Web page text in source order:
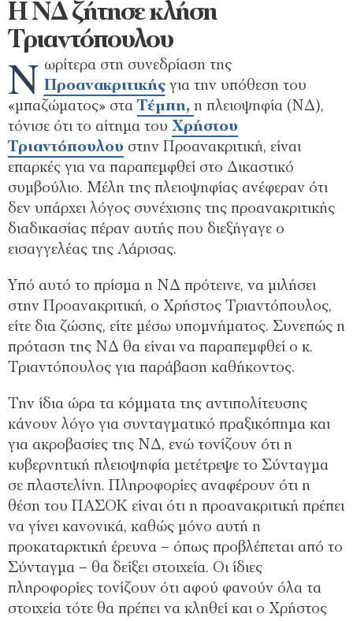
Η ΝΔ ζήτησε κλήση
Τριαντόπουλου
Ν ωρίτερα στη συνεδρίαση της
Προανακριτικήςγια την υπόθεση του
«μπαζώματος» στα Τέμπη, η πλειοψηφία (ΝΔ),
τόνισε ότι το αίτημα του Χρήστου
Τριαντόπουλου στην Προανακριτική, είναι
επαρκές για να παραπεμφθεί στο Δικαστικό
συμβούλιο. Μέλη της πλειοψηφίας ανέφεραν ότι
δεν υπάρχει λόγος συνέχισης της προανακριτικής
διαδικασίας πέραν αυτής που διεξήγαγε ο
εισαγγελέας της Λάρισας.
Υπό αυτό το πρίσμα η ΝΔ πρότεινε, να μιλήσει
στην Προανακριτική, ο Χρήστος Τριαντόπουλος,
είτε δια ζώσης, είτε μέσω υπομνήματος. Συνεπώς η
πρόταση της ΝΔ θα είναι να παραπεμφθεί ο κ.
Τριαντόπουλος για παράβαση καθήκοντος.
Την ίδια ώρα τα κόμματα της αντιπολίτευσης
κάνουν λόγο για συνταγματικό πραξικόπημα και
για ακροβασίες της ΝΔ, ενώ τονίζουν ότι η
κυβερνητική πλειοψηφία μετέτρεψε το Σύνταγμα
σε πλαστελίνη. Πληροφορίες αναφέρουν ότι η
θέση του ΠΑΣΟΚ είναι ότι η προανακριτική πρέπει
να γίνει κανονικά, καθώς μόνο αυτή η
προκαταρκτική έρευνα – όπως προβλέπεται από το
Σύνταγμα – θα δείξει στοιχεία. Οι ίδιες
πληροφορίες τονίζουν ότι αφού φανούν όλα τα
στοιχεία τότε θα πρέπει να κληθεί και ο Χρήστος